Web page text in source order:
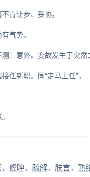
肯让步、妥协。
气势。
：意外。变故发生于突然
任新职。同“走马上任”。
儵眒 疏解 肤言 熟